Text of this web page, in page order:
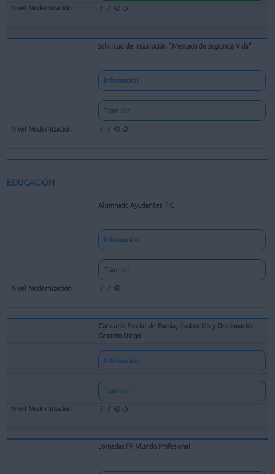
Solicitud de inscripción "Mercado de Segunda Vida"
Información
Tramitar
EDUCACIÓN
Alumnado Ayudantes TIC
Información
Tramitar
Concurso Escolar de Poesía, Ilustración y Declamación
Gerardo Diego
Información
Tramitar
Jornadas FP Mundo Profesional